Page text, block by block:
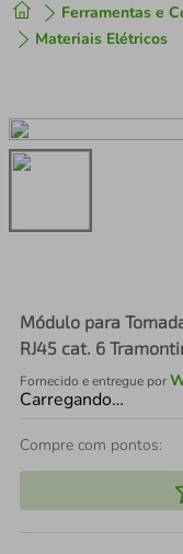
Ferramentas e
Materiais Elétricos
Módulo para
RJ45 cat. 6
Fornecido e entregue por
Carregando…
Compre com pontos:
1º tenis
3º